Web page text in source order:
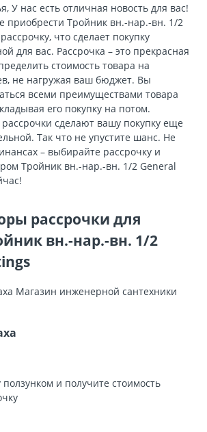
У нас есть отличная новость для вас!
приобрести Тройник вн.-нар.-вн. 1/2
что сделает покупку
для вас. Рассрочка – это прекрасная
стоимость товара на
не нагружая ваш бюджет. Вы
всеми преимуществами товара
его покупку на потом.
сделают вашу покупку еще
Так что не упустите шанс. Не
– выбирайте рассрочку и
Тройник вн.-нар.-вн. 1/2 General
рассрочки для
вн.-нар.-вн. 1/2
и получите стоимость